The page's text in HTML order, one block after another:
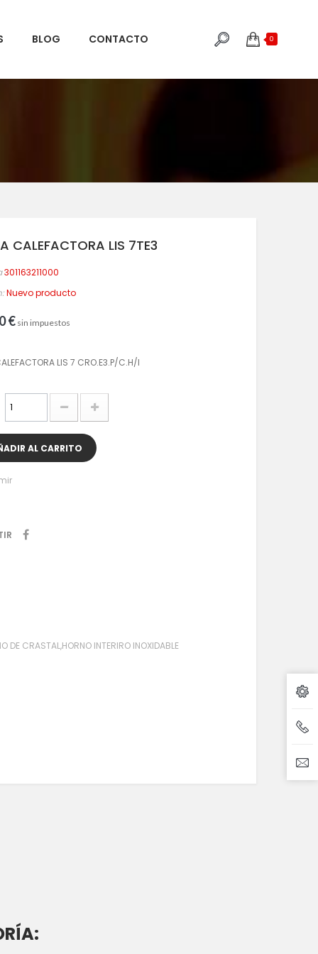
0
BLOG CONTACTO
CALEFACTORA LIS 7TE3
301163211000
Nuevo producto
€sin impuestos
LIS 7 CRO.E3.P/C.H/I
AL CARRITO
DE CRASTAL,HORNO INTERIRO INOXIDABLE